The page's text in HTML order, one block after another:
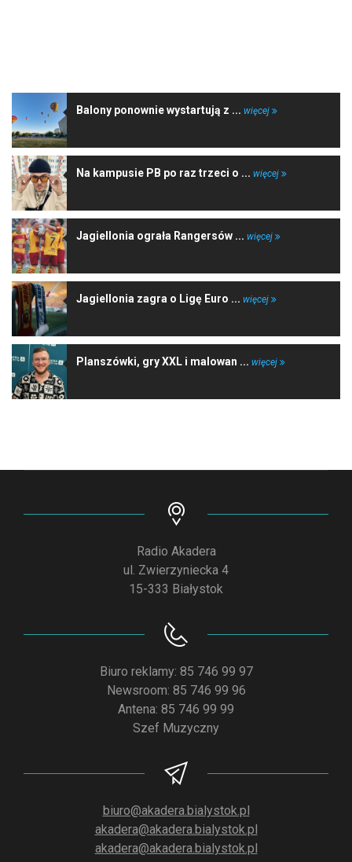
Balony ponownie wystartują z ... więcej
Na kampusie PB po raz trzeci o ... więcej
Jagiellonia ograła Rangersów ... więcej
Jagiellonia zagra o Ligę Euro ... więcej
Planszówki, gry XXL i malowan ... więcej
Radio Akadera
ul. Zwierzyniecka 4
15-333 Białystok
Biuro reklamy: 85 746 99 97
Newsroom: 85 746 99 96
Antena: 85 746 99 99
Szef Muzyczny
biuro@akadera.bialystok.pl
akadera@akadera.bialystok.pl
akadera@akadera.bialystok.pl